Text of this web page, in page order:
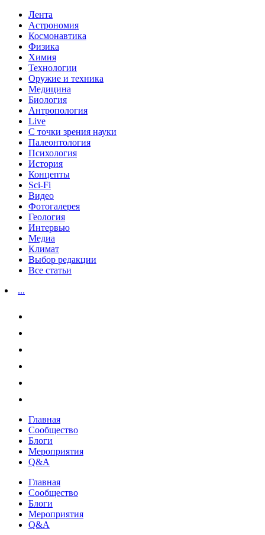
Лента
Астрономия
Космонавтика
Физика
Химия
Технологии
Оружие и техника
Медицина
Биология
Антропология
Live
С точки зрения науки
Палеонтология
Психология
История
Концепты
Sci-Fi
Видео
Фотогалерея
Геология
Интервью
Медиа
Климат
Выбор редакции
Все статьи
...
Главная
Сообщество
Блоги
Мероприятия
Q&A
Главная
Сообщество
Блоги
Мероприятия
Q&A